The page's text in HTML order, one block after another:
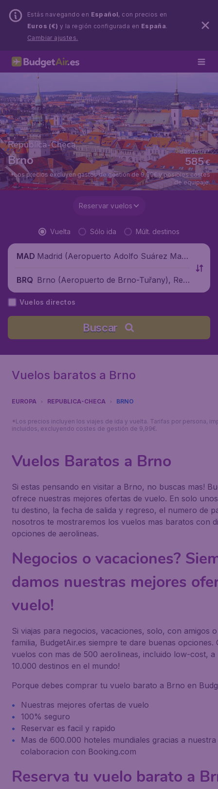
Estás navegando en Español, con precios en
Euros (€) y la región configurada en España.
Cambiar ajustes.
Republica-Checa
Brno €
585
desde i/v*
*Los precios excluyen gastos de gestión de 9,99€ y posibles costes
de equipaje.
Reservar vuelos
Vuelta Sólo ida Múlt. destinos
MAD Madrid (Aeropuerto Adolfo Suárez Madr
BRQ Brno (Aeropuerto de Brno-Tuřany), Rep
ública Checa
Vuelos directos
Buscar
Vuelos baratos a Brno
EUROPA REPUBLICA-CHECA BRNO
*Los precios incluyen los viajes de ida y vuelta. Tarifas por persona,
incluidos, excluyendo costes de gestión de 9,99€.
Vuelos Baratos a Brno
Si estas pensando en visitar a Brno, no buscas mas!
ofrece nuestras mejores ofertas de vuelo. En solo
tu destino, la fecha de salida y regreso, el numero de
nosotros te mostraremos los vuelos mas baratos con
opciones de aerolineas.
Negocios o vacaciones?
damos nuestras mejores
vuelo!
Si viajas para negocios, vacaciones, solo, con amigos
familia, BudgetAir.es siempre te dare buenas opciones.
vuelos con mas de 500 aerolineas, incluido low-cost, a
10.000 destinos en el mundo!
Porque debes comprar tu vuelo barato a Brno en
Nuestras mejores ofertas de vuelo
100% seguro
Reservar es facil y rapido
Mas de 600.000 hoteles mundiales gracias a nuestra
colaboracion con Booking.com
Reserva tu vuelo barato a